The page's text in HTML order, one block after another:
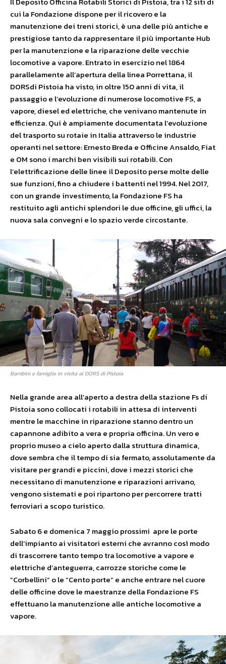
cui la Fondazione dispone per il ricovero e la
manutenzione dei treni storici, è una delle più antiche e
prestigiose tanto da rappresentare il più importante Hub
per la manutenzione e la riparazione delle vecchie
locomotive a vapore. Entrato in esercizio nel 1864
parallelamente all’apertura della linea Porrettana, il
DORSdi Pistoia ha visto, in oltre 150 anni di vita, il
passaggio e l’evoluzione di numerose locomotive FS, a
vapore, diesel ed elettriche, che venivano mantenute in
efficienza. Qui è ampiamente documentata l’evoluzione
del trasporto su rotaie in Italia attraverso le industrie
operanti nel settore: Ernesto Breda e Officine Ansaldo, Fiat
e OM sono i marchi ben visibili sui rotabili. Con
l’elettrificazione delle linee il Deposito perse molte delle
sue funzioni, fino a chiudere i battenti nel 1994. Nel 2017,
con un grande investimento, la Fondazione FS ha
restituito agli antichi splendori le due officine, gli uffici, la
nuova sala convegni e lo spazio verde circostante.
Bambini e famiglie in visita al DORS di Pistoia
Nella grande area all’aperto a destra della stazione Fs di
Pistoia sono collocati i rotabili in attesa di interventi
mentre le macchine in riparazione stanno dentro un
capannone adibito a vera e propria officina. Un vero e
proprio museo a cielo aperto dalla struttura dinamica,
dove sembra che il tempo di sia fermato, assolutamente da
visitare per grandi e piccini, dove i mezzi storici che
necessitano di manutenzione e riparazioni arrivano,
vengono sistemati e poi ripartono per percorrere tratti
ferroviari a scopo turistico.
Sabato 6 e domenica 7 maggio prossimi apre le porte
dell’impianto ai visitatori esterni che avranno così modo
di trascorrere tanto tempo tra locomotive a vapore e
elettriche d’anteguerra, carrozze storiche come le
“Corbellini” o le “Cento porte” e anche entrare nel cuore
delle officine dove le maestranze della Fondazione FS
effettuano la manutenzione alle antiche locomotive a
vapore.